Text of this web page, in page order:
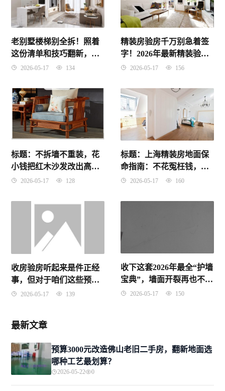
老别墅楼梯别全拆！照着
这份清单和技巧翻新，至
少省下一半冤枉钱！
2026-05-17 134
精装房验房千万别急着签
字！2026年最新精装验房
全流程攻略，照着做少踩
2026-05-17 156
标题：不拆墙不重装，花
小钱把红木沙发改出高级
感｜一位广佛业主的客厅
2026-05-17 128
标题：上海精装房地面保
命指南：不花冤枉钱，四
招护住你家新铺的地板砖
2026-05-17 160
收房验房听起来是件正经
事，但对于咱们这些预算
有限、好不容易买上二手
吊胆。
2026-05-17 139
收下这套2026年最全“护墙
宝典”，墙面开裂再也不慌
了！2026-05-17 150
最新文章
预算3000元改造佛山老旧二手房，翻新地面选
哪种工艺最划算？
2026-05-22 0